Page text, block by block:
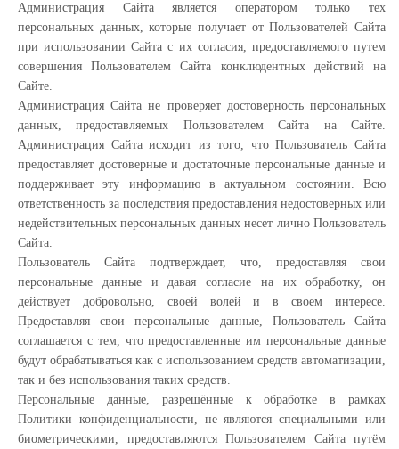
Администрация Сайта является оператором только тех
персональных данных, которые получает от Пользователей Сайта
при использовании Сайта с их согласия, предоставляемого путем
совершения Пользователем Сайта конклюдентных действий на
Сайте.
Администрация Сайта не проверяет достоверность персональных
данных, предоставляемых Пользователем Сайта на Сайте.
Администрация Сайта исходит из того, что Пользователь Сайта
предоставляет достоверные и достаточные персональные данные и
поддерживает эту информацию в актуальном состоянии. Всю
ответственность за последствия предоставления недостоверных или
недействительных персональных данных несет лично Пользователь
Сайта.
Пользователь Сайта подтверждает, что, предоставляя свои
персональные данные и давая согласие на их обработку, он
действует добровольно, своей волей и в своем интересе.
Предоставляя свои персональные данные, Пользователь Сайта
соглашается с тем, что предоставленные им персональные данные
будут обрабатываться как с использованием средств автоматизации,
так и без использования таких средств.
Персональные данные, разрешённые к обработке в рамках
Политики конфиденциальности, не являются специальными или
биометрическими, предоставляются Пользователем Сайта путём